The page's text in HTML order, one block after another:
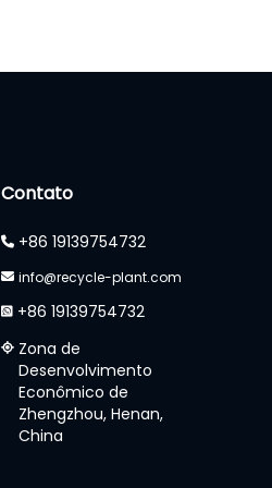
Contato
+86 19139754732
info@recycle-plant.com
+86 19139754732
Zona de
Desenvolvimento
Econômico de
Zhengzhou, Henan,
China